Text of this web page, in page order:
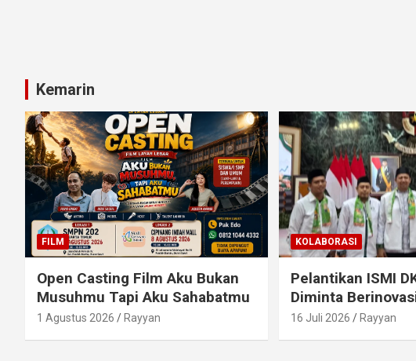
Kemarin
FILM
Open Casting Film Aku Bukan
Musuhmu Tapi Aku Sahabatmu
1 Agustus 2026 Rayyan
KOLABORASI
Pelantikan ISMI
Diminta
16 Juli 2026 Rayyan